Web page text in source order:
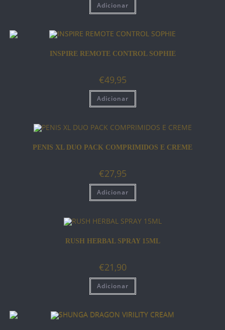
Adicionar
INSPIRE REMOTE CONTROL SOPHIE
€49,95
Adicionar
PENIS XL DUO PACK COMPRIMIDOS E CREME
€27,95
Adicionar
RUSH HERBAL SPRAY 15ML
€21,90
Adicionar